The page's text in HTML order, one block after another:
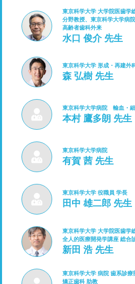
東京科学大学 大学院医歯学
分野教授、東京科学大学病
高齢者歯科外来
水口 俊介 先生
東京科学大学 形成・再建外
森 弘樹 先生
東京科学大学病院 輸血・
本村 鷹多朗 先生
東京科学大学病院
有賀 茜 先生
東京科学大学 役職員 学長
田中 雄二郎 先生
東京科学大学 大学院医歯学
全人的医療開発学講座 総合
新田 浩 先生
東京科学大学 病院 歯系診
矯正歯科 助教